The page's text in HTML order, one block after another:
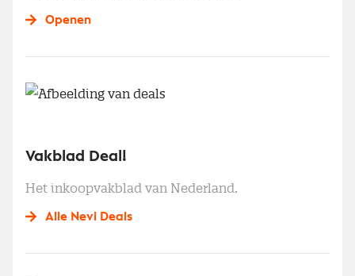
Openen
Vakblad Deal!
Het inkoopvakblad van Nederland.
Alle Nevi Deals